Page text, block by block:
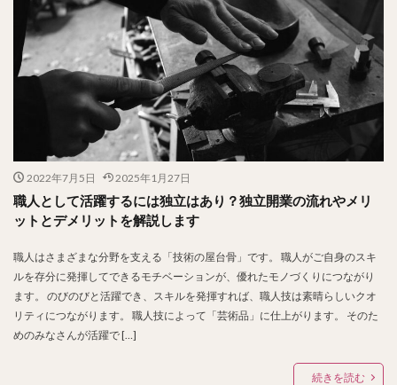
2022年7月5日 2025年1月27日
職人として活躍するには独立はあり？独立開業の流れやメリ
ットとデメリットを解説します
職人はさまざまな分野を支える「技術の屋台骨」です。 職人がご自身のスキ
ルを存分に発揮してできるモチベーションが、優れたモノづくりにつながり
ます。 のびのびと活躍でき、スキルを発揮すれば、職人技は素晴らしいクオ
リティにつながります。 職人技によって「芸術品」に仕上がります。 そのた
めのみなさんが活躍で […]
続きを読む